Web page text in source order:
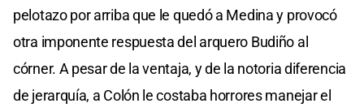
seconds
pelotazo por arriba que le quedó a Medina y provocó
otra imponente respuesta del arquero Budiño al
córner. A pesar de la ventaja, y de la notoria diferencia
de jerarquía, a Colón le costaba horrores manejar el